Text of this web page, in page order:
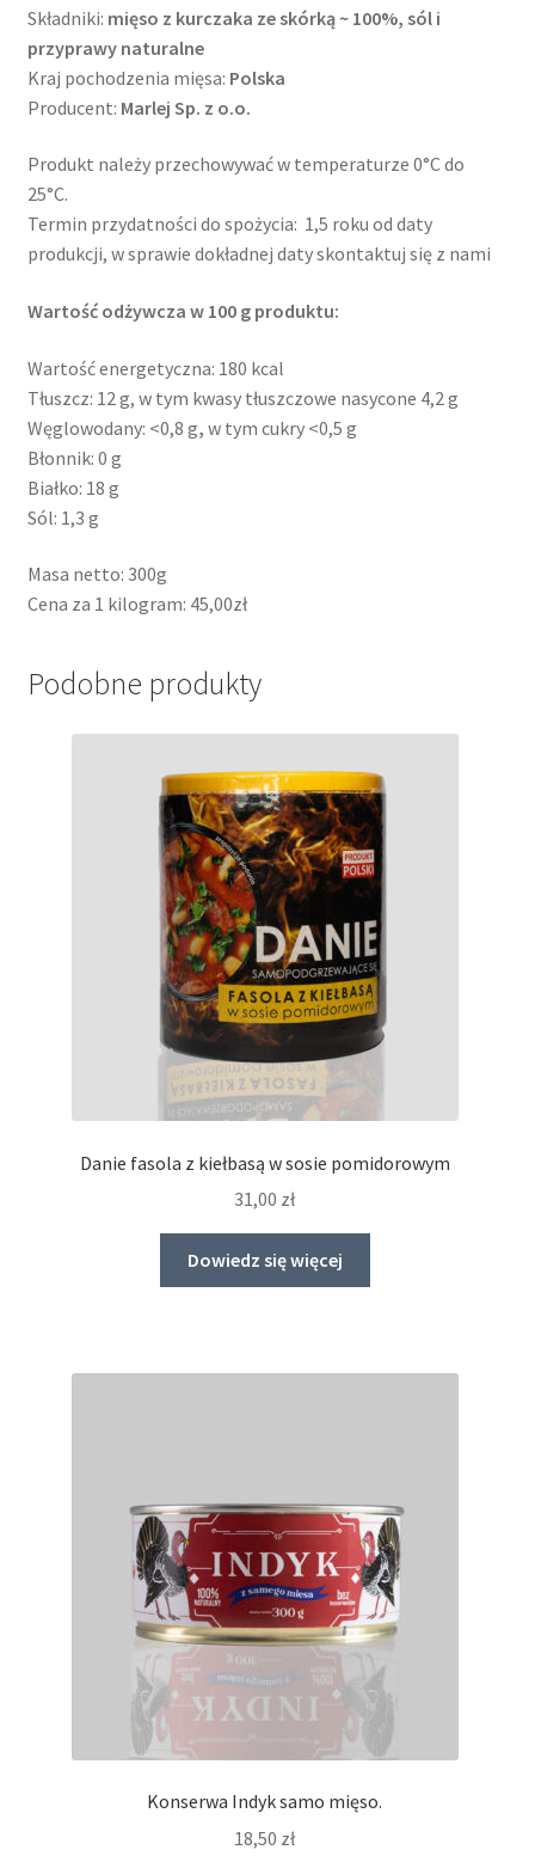
Składniki: mięso z kurczaka ze skórką ~ 100%, sól i
przyprawy naturalne
Kraj pochodzenia mięsa: Polska
Producent: Marlej Sp. z o.o.
Produkt należy przechowywać w temperaturze 0°C do
25°C.
Termin przydatności do spożycia: 1,5 roku od daty
produkcji, w sprawie dokładnej daty skontaktuj się z nami
Wartość odżywcza w 100 g produktu:
Wartość energetyczna: 180 kcal
Tłuszcz: 12 g, w tym kwasy tłuszczowe nasycone 4,2 g
Węglowodany: <0,8 g, w tym cukry <0,5 g
Błonnik: 0 g
Białko: 18 g
Sól: 1,3 g
Masa netto: 300g
Cena za 1 kilogram: 45,00zł
Podobne produkty
Danie fasola z kiełbasą w sosie pomidorowym
31,00 zł
Dowiedz się więcej
Konserwa Indyk samo mięso.
18,50 zł